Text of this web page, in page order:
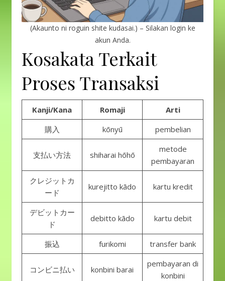
(Akaunto ni roguin shite kudasai.) – Silakan login ke
akun Anda.
Kosakata Terkait
Proses Transaksi
Kanji/Kana Romaji
Arti
購入
kōnyū pembelian
支払い方法 shiharai hōhō
metode
pembayaran
クレジットカ
ード
kurejitto kādo kartu kredit
デビットカー
ド
debitto kādo kartu debit
振込 furikomi transfer bank
コンビニ払い konbini barai
pembayaran di
konbini